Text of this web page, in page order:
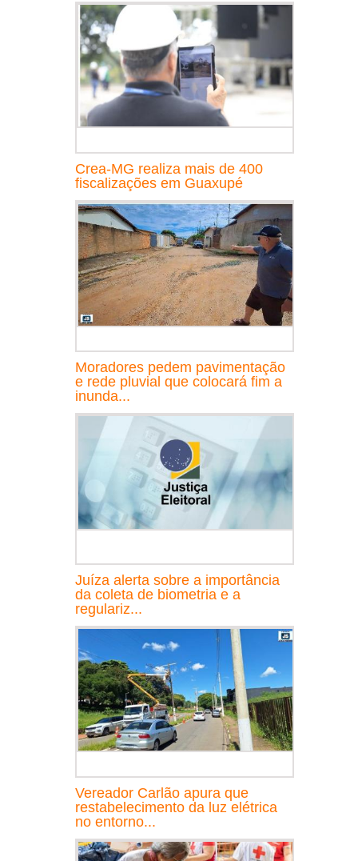
Crea-MG realiza mais de 400
fiscalizações em Guaxupé
Moradores pedem pavimentação
e rede pluvial que colocará fim a
inunda...
Juíza alerta sobre a importância
da coleta de biometria e a
regulariz...
Vereador Carlão apura que
restabelecimento da luz elétrica
no entorno...